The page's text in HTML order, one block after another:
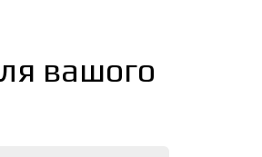
вашого